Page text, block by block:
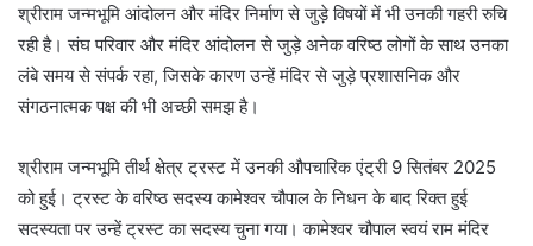
श्रीराम जन्मभूमि आंदोलन और मंदिर निर्माण से जुड़े विषयों में भी उनकी गहरी रुचि
रही है। संघ परिवार और मंदिर आंदोलन से जुड़े अनेक वरिष्ठ लोगों के साथ उनका
लंबे समय से संपर्क रहा, जिसके कारण उन्हें मंदिर से जुड़े प्रशासनिक और
संगठनात्मक पक्ष की भी अच्छी समझ है।
श्रीराम जन्मभूमि तीर्थ क्षेत्र ट्रस्ट में उनकी औपचारिक एंट्री 9 सितंबर 2025
को हुई। ट्रस्ट के वरिष्ठ सदस्य कामेश्वर चौपाल के निधन के बाद रिक्त हुई
सदस्यता पर उन्हें ट्रस्ट का सदस्य चुना गया। कामेश्वर चौपाल स्वयं राम मंदिर